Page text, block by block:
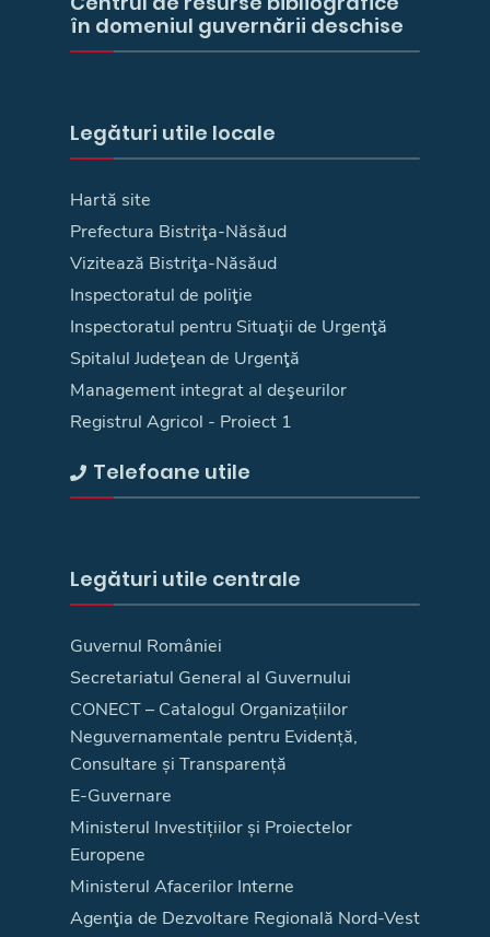
în domeniul guvernării deschise
Legături utile locale
Hartă site
Prefectura Bistriţa-Năsăud
Vizitează Bistriţa-Năsăud
Inspectoratul de poliţie
Inspectoratul pentru Situaţii de Urgenţă
Spitalul Judeţean de Urgenţă
Management integrat al deşeurilor
Registrul Agricol - Proiect 1
Telefoane utile
Legături utile centrale
Guvernul României
Secretariatul General al Guvernului
CONECT – Catalogul Organizațiilor
Neguvernamentale pentru Evidență,
Consultare și Transparență
E-Guvernare
Ministerul Investițiilor și Proiectelor
Europene
Ministerul Afacerilor Interne
Agenţia de Dezvoltare Regională Nord-Vest